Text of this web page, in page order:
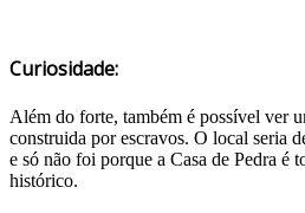
Curiosidade:
Além do forte, também é possível ver
construida por escravos. O local seria
e só não foi porque a Casa de Pedra é
histórico.